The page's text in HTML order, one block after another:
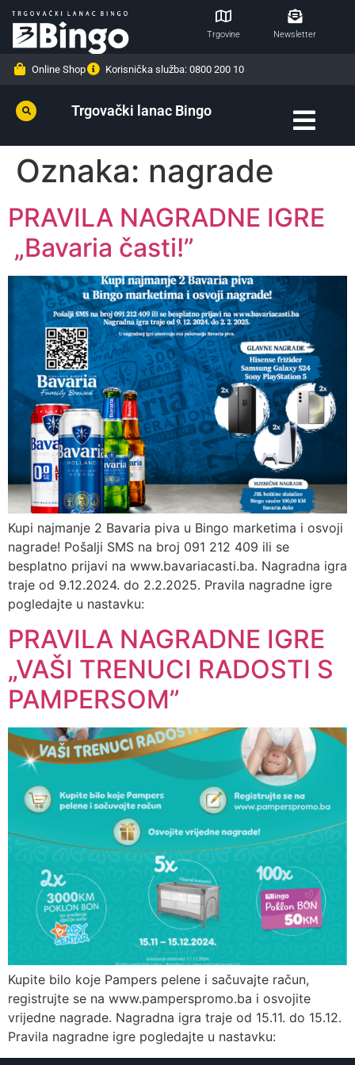
Trgovine Newsletter
Online Shop Korisnička služba: 0800 200 10
Trgovački lanac Bingo
Oznaka: nagrade
PRAVILA NAGRADNE IGRE
„Bavaria časti!”
Kupi najmanje 2 Bavaria piva u Bingo marketima i osvoji
nagrade! Pošalji SMS na broj 091 212 409 ili se
besplatno prijavi na www.bavariacasti.ba. Nagradna igra
traje od 9.12.2024. do 2.2.2025. Pravila nagradne igre
pogledajte u nastavku:
PRAVILA NAGRADNE IGRE
„VAŠI TRENUCI RADOSTI S
PAMPERSOM”
Kupite bilo koje Pampers pelene i sačuvajte račun,
registrujte se na www.pamperspromo.ba i osvojite
vrijedne nagrade. Nagradna igra traje od 15.11. do 15.12.
Pravila nagradne igre pogledajte u nastavku: